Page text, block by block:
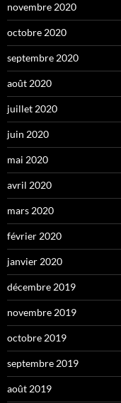
novembre 2020
octobre 2020
septembre 2020
août 2020
juillet 2020
juin 2020
mai 2020
avril 2020
mars 2020
février 2020
janvier 2020
décembre 2019
novembre 2019
octobre 2019
septembre 2019
août 2019